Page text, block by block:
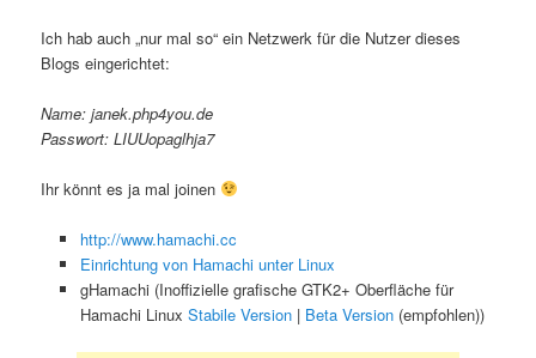
Ich hab auch „nur mal so“ ein Netzwerk für die Nutzer dieses
Blogs eingerichtet:
Name: janek.php4you.de
Passwort: LIUUopaglhja7
Ihr könnt es ja mal joinen
http://www.hamachi.cc
Einrichtung von Hamachi unter Linux
gHamachi (Inoffizielle grafische GTK2+ Oberfläche für
Hamachi Linux Stabile Version| Beta Version(empfohlen))